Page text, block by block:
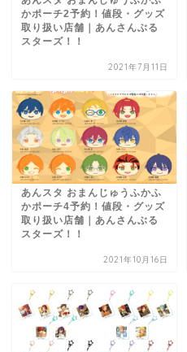
かポーチ2予約！値段・グッズ
取り扱い店舗｜あんさんぶる
スターズ！！
2021年7月11日
あんスタ おまんじゅうふかふ
かポーチ4予約！値段・グッズ
取り扱い店舗｜あんさんぶる
スターズ！！
2021年10月16日